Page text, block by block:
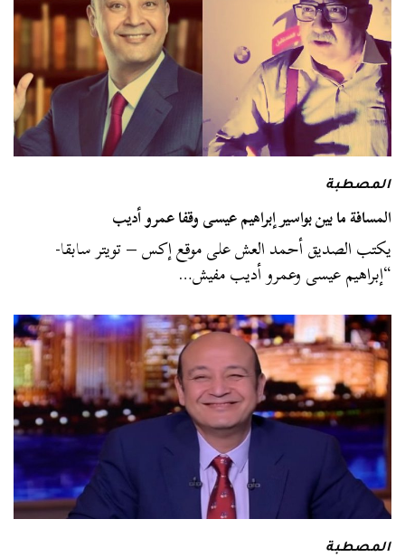
المصطبة
المسافة ما بين بواسير إبراهيم عيسى وقفا عمرو أديب
يكتب الصديق أحمد العش على موقع إكس – تويتر سابقا-
“إبراهيم عيسى وعمرو أديب مفيش…
المصطبة